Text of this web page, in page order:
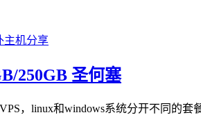
250GB 圣何塞
，linux和windows系统分开不同的